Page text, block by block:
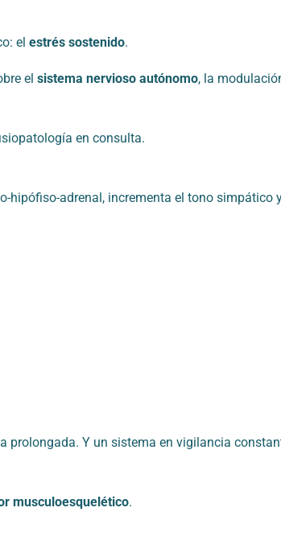
el estrés sostenido.
el sistema nervioso autónomo, la
en consulta.
adrenal, incrementa el tono simpático
Y un sistema en vigilancia
musculoesquelético.